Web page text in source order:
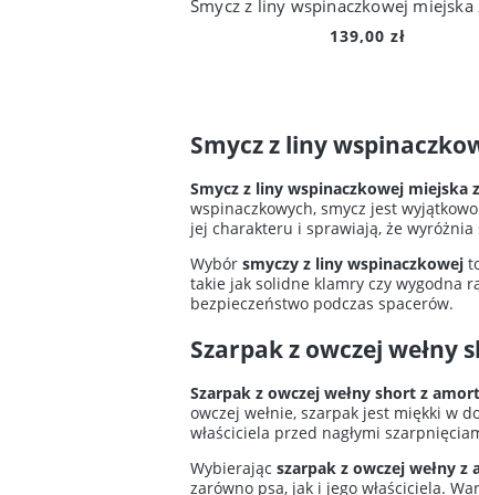
139,00 zł
Smycz z liny
Smycz z liny wspinaczkowej miejska
wspinaczkowych, smycz jest
jej charakteru i sprawiają, że
Wybór smyczy z liny wspinaczkowej
takie jak solidne klamry czy wygodna
bezpieczeństwo podczas spacerów.
Szarpak z owczej
Szarpak z owczej wełny short z
owczej wełnie, szarpak jest miękki w
właściciela przed nagłymi
Wybierając szarpak z owczej wełny
zarówno psa, jak i jego właściciela.